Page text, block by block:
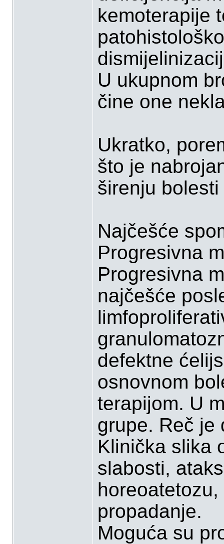
kemoterapije
U ukupnom
čine one
Ukratko,
što je
širenju
Najčešće
Progresivna
Progresivna
najčešće
defektne
osnovnom
terapijom. U
grupe. Reč je
Klinička slika
slabosti,
propadanje.
Moguća su